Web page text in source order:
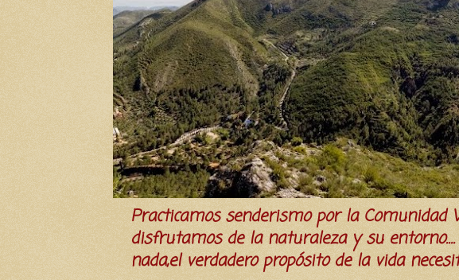
Practicamos senderismo por la Comunidad
disfrutamos de la naturaleza y su
nada,el verdadero propósito de la vida